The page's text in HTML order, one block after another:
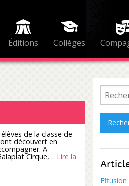
Éditions Collèges
de la classe de
découvert en
A
Cirque,… Lire la
Effusion